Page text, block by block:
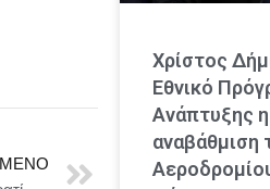
Χρίστος
Εθνικό
Ανάπτυξης η
αναβάθμιση